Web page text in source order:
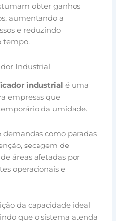
obter ganhos
aumentando a
e reduzindo
tempo.
Industrial
industrial é uma
empresas que
da umidade.
demandas como paradas
secagem de
áreas afetadas por
operacionais e
da capacidade ideal
que o sistema atenda